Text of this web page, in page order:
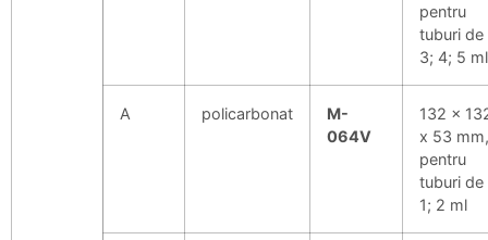
pentru
tuburi de
3; 4; 5 ml
A policarbonat
M-
064V
132 x
x 53 mm,
pentru
tuburi de
1; 2 ml